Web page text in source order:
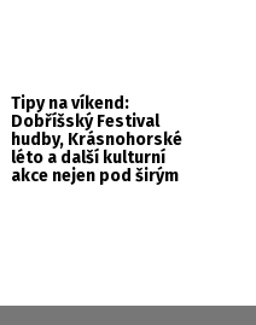
Tipy na víkend:
Dobříšský Festival
hudby, Krásnohorské
léto a další kulturní
akce nejen pod širým